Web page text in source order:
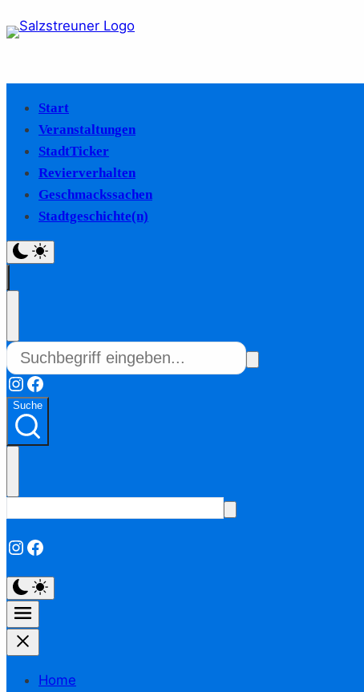
Start
Veranstaltungen
StadtTicker
Revierverhalten
Geschmackssachen
Stadtgeschichte(n)
Instagram
Facebook
Suche
Instagram
Facebook
Home